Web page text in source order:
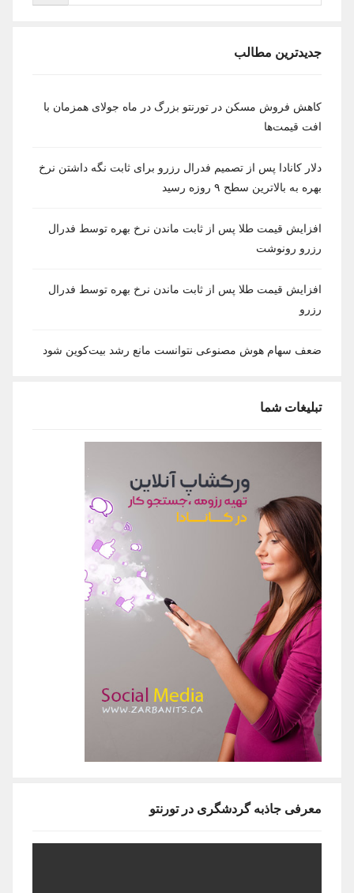
جدیدترین مطالب
کاهش فروش مسکن در تورنتو بزرگ در ماه جولای همزمان با
افت قیمت‌ها
دلار کانادا پس از تصمیم فدرال رزرو برای ثابت نگه داشتن نرخ
بهره به بالاترین سطح ۹ روزه رسید
افزایش قیمت طلا پس از ثابت ماندن نرخ بهره توسط فدرال
رزرو رونوشت
افزایش قیمت طلا پس از ثابت ماندن نرخ بهره توسط فدرال
رزرو
ضعف سهام هوش مصنوعی نتوانست مانع رشد بیت‌کوین شود
تبلیغات شما
معرفی جاذبه گردشگری در تورنتو